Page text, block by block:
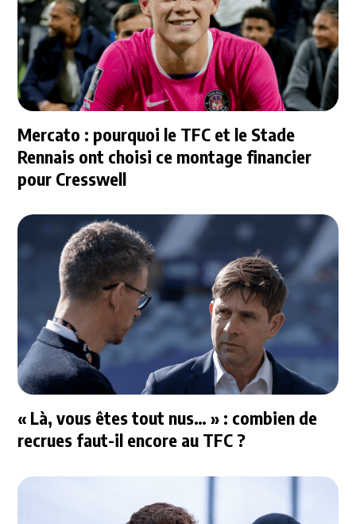
Mercato : pourquoi le TFC et le Stade
Rennais ont choisi ce montage financier
pour Cresswell
« Là, vous êtes tout nus… » : combien de
recrues faut-il encore au TFC ?